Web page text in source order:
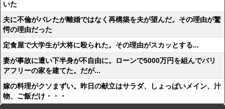
いた
夫に不倫がバレたが離婚ではなく再構築を夫が望んだ。その理由が驚
愕の理由だった
定食屋で大学生が大将に殴られた。その理由がスカッとする...
妻が事故に遭い下半身が不自由に。ローンで5000万円を組んでバリ
アフリーの家を建てた。だが...
嫁の料理がクソまずい。昨日の献立はサラダ、しょっぱいメイン、汁
物、ご飯だけ・・・